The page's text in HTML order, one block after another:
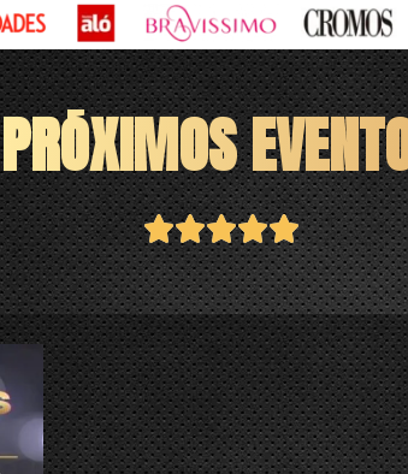
PRÓXIMOS
